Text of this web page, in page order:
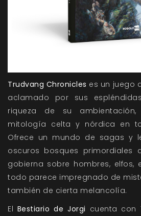
Trudvang Chronicles es un juego
aclamado por sus
riqueza de su
mitología celta y nórdica en
Ofrece un mundo de sagas y
oscuros bosques primordiales
gobierna sobre hombres, elfos,
todo parece impregnado de
también de cierta melancolía.
El Bestiario de Jorgi cuenta con